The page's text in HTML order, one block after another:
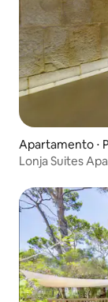
Apartamento ⋅
Lonja Suites